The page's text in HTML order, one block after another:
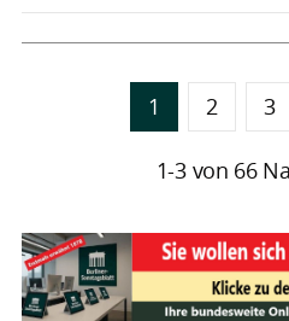
1 2 3
1-3 von 66